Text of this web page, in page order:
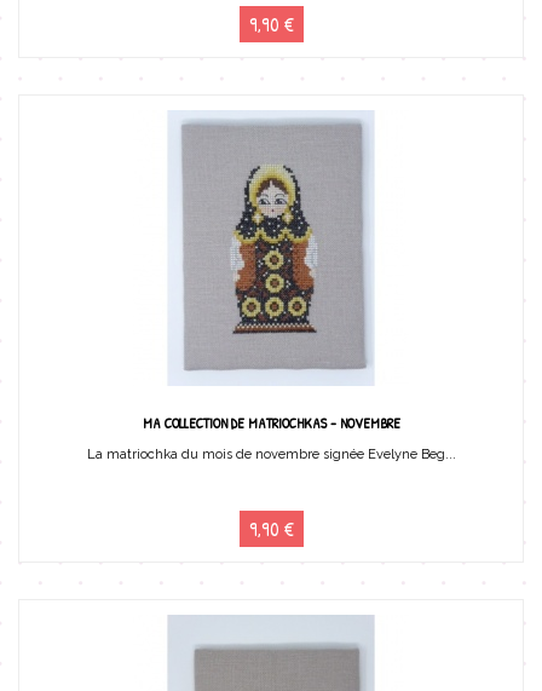
9,90 €
MA COLLECTION DE MATRIOCHKAS - NOVEMBRE
La matriochka du mois de novembre signée Evelyne Beg...
9,90 €